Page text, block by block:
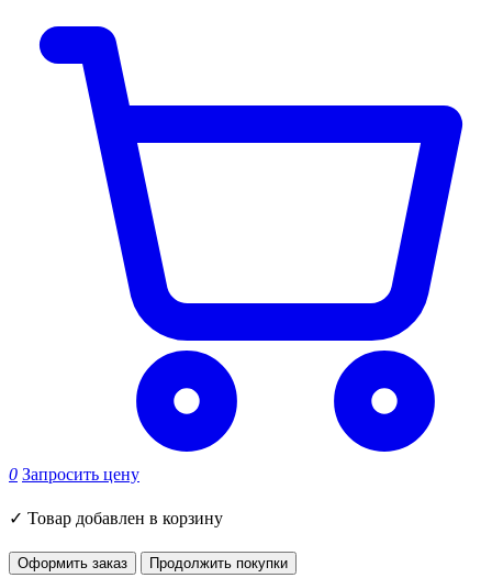
0 Запросить цену
✓ Товар добавлен в корзину
Оформить заказ Продолжить покупки